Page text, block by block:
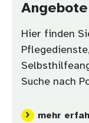
Hier finden
Suche nach
mehr